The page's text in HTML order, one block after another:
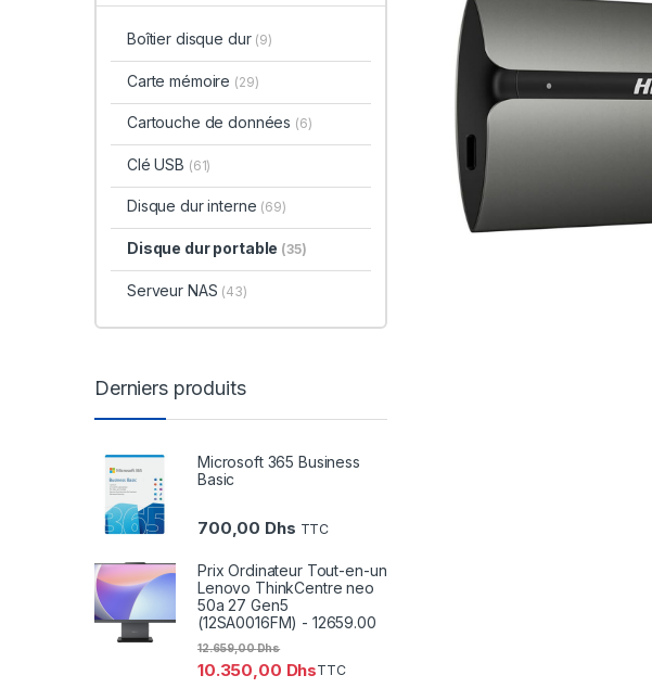
Boîtier disque dur (9)
Carte mémoire (29)
Cartouche de données (6)
Clé USB (61)
Disque dur interne (69)
Disque dur portable (35)
Serveur NAS (43)
Derniers produits
Microsoft 365 Business
Basic
700,00 Dhs TTC
Prix Ordinateur Tout-en-un
Lenovo ThinkCentre neo
50a 27 Gen5
(12SA0016FM) - 12659.00
10.350,00 Dhs
12.659,00Dhs
TTC